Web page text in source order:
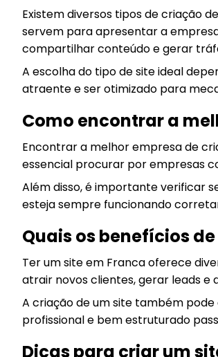
Existem diversos tipos de criação
servem para apresentar a
compartilhar conteúdo e gerar
A escolha do tipo de site ideal
atraente e ser otimizado para
Como encontrar a
Encontrar a melhor empresa de
essencial procurar por empresas
Além disso, é importante verificar
esteja sempre funcionando
Quais os benefícios
Ter um site em Franca oferece
atrair novos clientes, gerar leads e
A criação de um site também
profissional e bem estruturado
Dicas para criar um